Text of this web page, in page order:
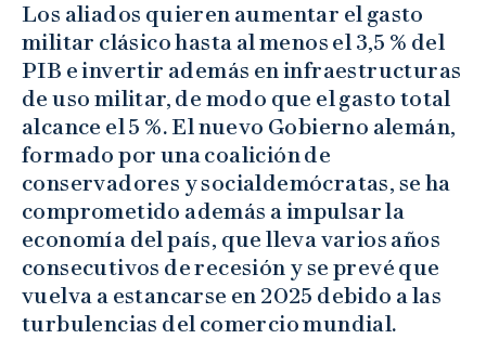
Los aliados quieren aumentar el gasto
militar clásico hasta al menos el 3,5 % del
PIB e invertir además en infraestructuras
de uso militar, de modo que el gasto total
alcance el 5 %. El nuevo Gobierno alemán,
formado por una coalición de
conservadores y socialdemócratas, se ha
comprometido además a impulsar la
economía del país, que lleva varios años
consecutivos de recesión y se prevé que
vuelva a estancarse en 2025 debido a las
turbulencias del comercio mundial.